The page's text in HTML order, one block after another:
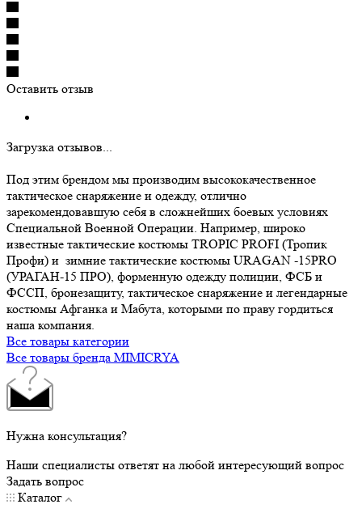
Оставить отзыв
Загрузка отзывов...
Под этим брендом мы производим высококачественное
тактическое снаряжение и одежду, отлично
зарекомендовавшую себя в сложнейших боевых условиях
Специальной Военной Операции. Например, широко
известные тактические костюмы TROPIC PROFI (Тропик
Профи) и зимние тактические костюмы URAGAN -15PRO
(УРАГАН-15 ПРО), форменную одежду полиции, ФСБ и
ФССП, бронезащиту, тактическое снаряжение и легендарные
костюмы Афганка и Мабута, которыми по праву гордиться
наша компания.
Все товары категории
Все товары бренда MIMICRYA
Нужна консультация?
Наши специалисты ответят на любой интересующий вопрос
Задать вопрос
Каталог